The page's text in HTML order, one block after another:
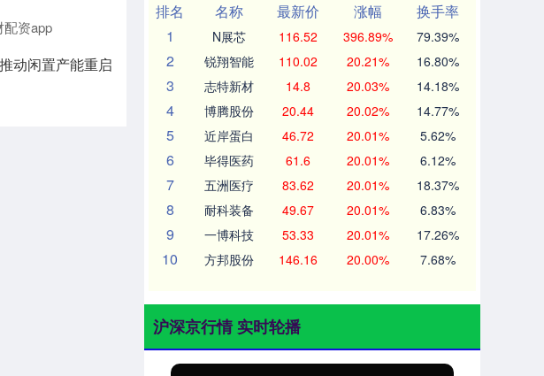
资app
动闲置产能重启
排名
名称 最新价 涨幅
换手率
1
N展芯 116.52 396.89% 79.39%
2 锐翔智能 110.02 20.21% 16.80%
3 志特新材 14.8 20.03% 14.18%
4 博腾股份 20.44 20.02% 14.77%
5 近岸蛋白 46.72 20.01% 5.62%
6 毕得医药 61.6 20.01% 6.12%
7 五洲医疗 83.62 20.01% 18.37%
8 耐科装备 49.67 20.01% 6.83%
9 一博科技 53.33 20.01% 17.26%
10 方邦股份 146.16 20.00% 7.68%
沪深京行情 实时轮播